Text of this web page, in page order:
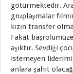
götürmektedir.
gruplaşmalar
kızın transfer
Fakat
aşıktır. Sevdiği
istemeyen
anlara şahit